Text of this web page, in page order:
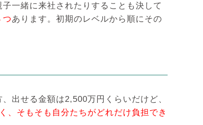
一緒に来社されたりすることも決して
つあります。初期のレベルから順にその
出せる金額は2,500万円くらいだけど、
、そもそも自分たちがどれだけ負担でき